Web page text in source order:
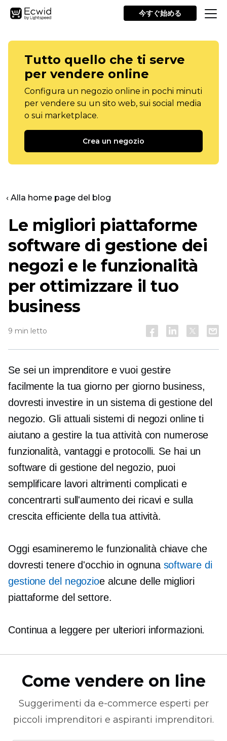
今すぐ始める
Tutto quello che ti serve
per vendere online
Configura un negozio online in pochi minuti
per vendere su un sito web, sui social media
o sui marketplace.
Crea un negozio
‹ Alla home page del blog
Le migliori piattaforme
software di gestione dei
negozi e le funzionalità
per ottimizzare il tuo
business
9 min letto
Se sei un imprenditore e vuoi gestire
facilmente la tuagiorno per giornobusiness,
dovresti investire in un sistema di gestione del
negozio. Gli attuali sistemi di negozi online ti
aiutano a gestire la tua attività con numerose
funzionalità, vantaggi e protocolli. Se hai un
software di gestione del negozio, puoi
semplificare lavori altrimenti complicati e
concentrarti sull'aumento dei ricavi e sulla
crescita efficiente della tua attività.
Oggi esamineremo le funzionalità chiave che
dovresti tenere d'occhio in ognuna software di
gestione del negozioe alcune delle migliori
piattaforme del settore.
Continua a leggere per ulteriori informazioni.
Come vendere on line
Suggerimenti da e-commerce esperti per
piccoli imprenditori e aspiranti imprenditori.